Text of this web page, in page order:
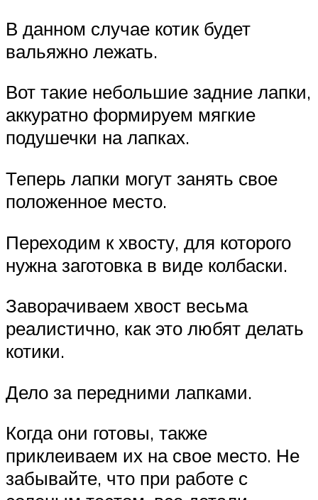
В данном случае котик будет
вальяжно лежать.
Вот такие небольшие задние лапки,
аккуратно формируем мягкие
подушечки на лапках.
Теперь лапки могут занять свое
положенное место.
Переходим к хвосту, для которого
нужна заготовка в виде колбаски.
Заворачиваем хвост весьма
реалистично, как это любят делать
котики.
Дело за передними лапками.
Когда они готовы, также
приклеиваем их на свое место. Не
забывайте, что при работе с